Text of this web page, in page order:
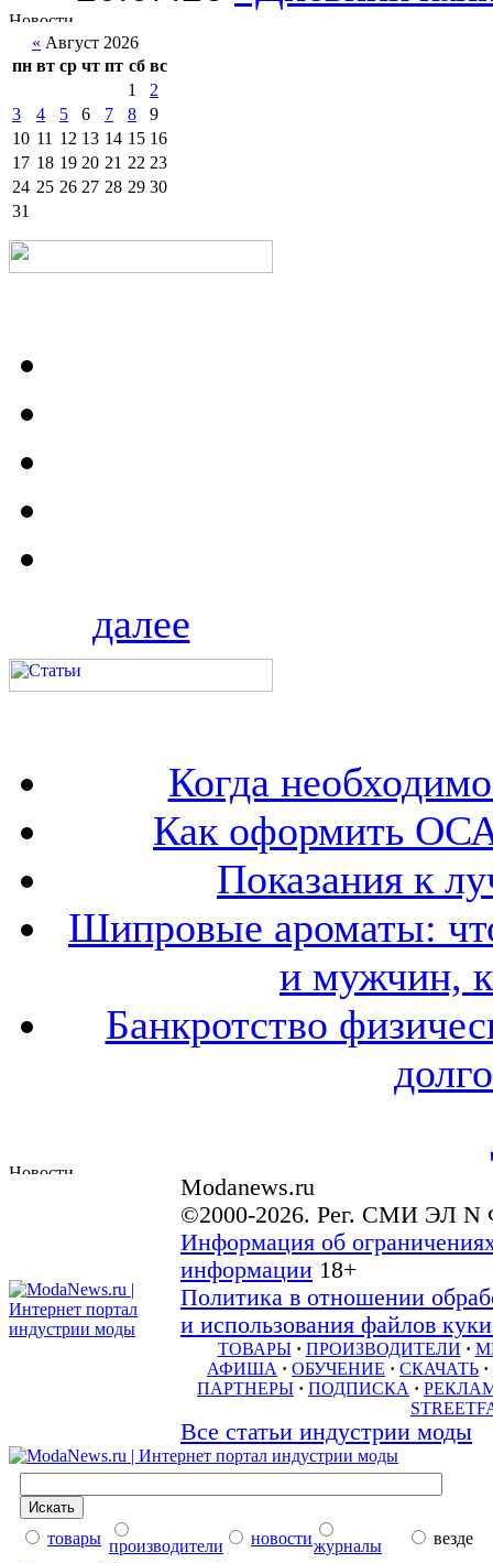
« Август 2026
пн вт ср чт пт сб вс
1
2
3
4 5 6 7 8
9
10 11 12 13 14 15 16
17 18 19 20 21 22 23
24 25 26 27 28 29 30
31
далее
Когда
Как оформить
Показания к
Шипровые ароматы:
и мужчин,
Банкротство
Modanews.ru
©2000-2026. Рег. СМИ ЭЛ N
Информация об
информации 18+
Политика в отношении
и использования файлов
ТОВАРЫ · ПРОИЗВОДИТЕЛИ ·
АФИША · ОБУЧЕНИЕ · СКАЧАТЬ ·
ПАРТНЕРЫ · ПОДПИСКА ·
Все статьи индустрии моды
товары производители новостижурналы
везде